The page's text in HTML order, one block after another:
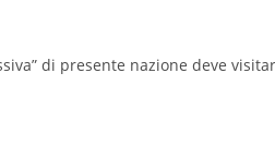
di presente nazione deve